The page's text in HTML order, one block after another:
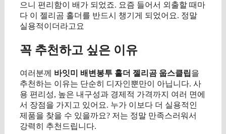
으니 편리함이 배가 되었죠. 요즘 들어서 외출할 때마
다 이 젤리곰 홀더를 반드시 챙기게 되었어요. 정말
실용적이더라고요
꼭 추천하고 싶은 이유
여러분께 바잇미 배변봉투 홀더 젤리곰 웁스클립을
추천하는 이유는 단순히 디자인뿐만이 아닙니다. 사
용 편리성, 높은 내구성과 경제적 가격까지 여러 면에
서 장점을 가지고 있어요. 누가 이보다 더 실용적인
제품을 찾을 수 있을까요? 저는 정말 만족스러워서
강력히 추천드립니다.